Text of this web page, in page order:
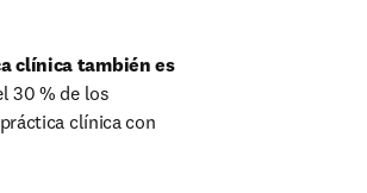
clínica también es
30 % de los
clínica con